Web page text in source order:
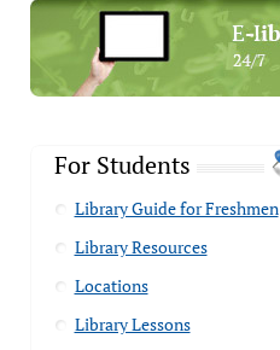
For Students
Library Guide for Freshmen
Library Resources
Locations
Library Lessons